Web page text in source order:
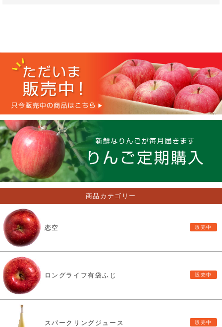
商品カテゴリー
恋空
ロングライフ有袋ふじ
スパークリングジュース